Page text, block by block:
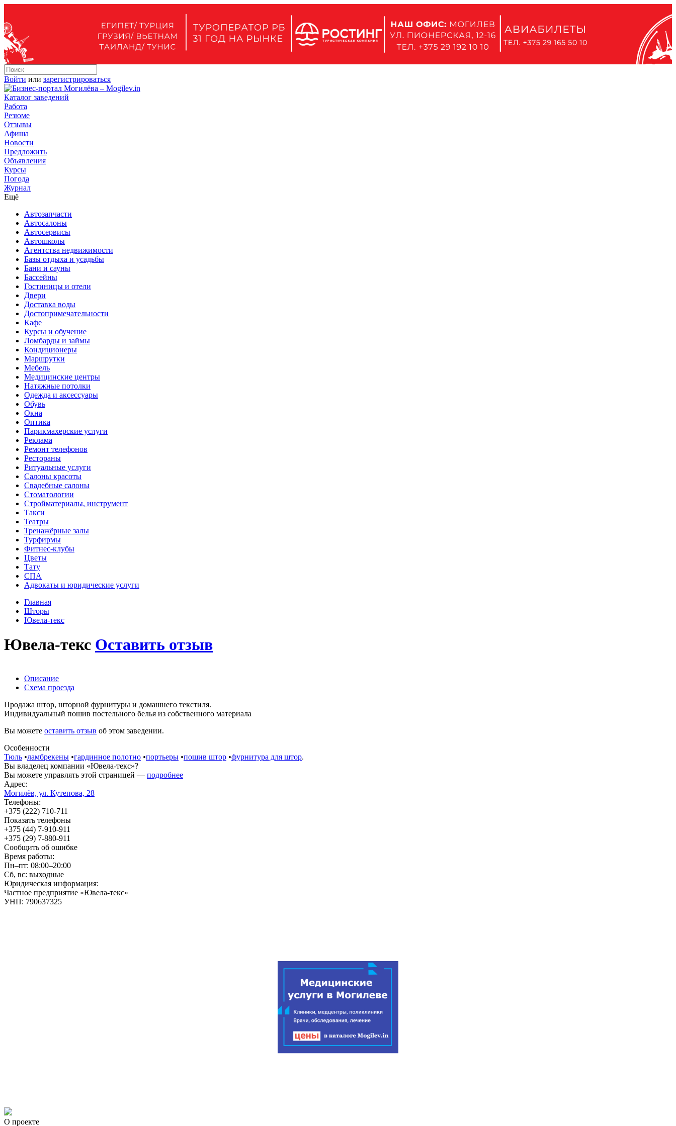
Войти или зарегистрироваться
Каталог заведений
Работа
Резюме
Отзывы
Афиша
Новости
Предложить
Объявления
Курсы
Погода
Журнал
Ещё
Автозапчасти
Автосалоны
Автосервисы
Автошколы
Агентства недвижимости
Базы отдыха и усадьбы
Бани и сауны
Бассейны
Гостиницы и отели
Двери
Доставка воды
Достопримечательности
Кафе
Курсы и обучение
Ломбарды и займы
Кондиционеры
Маршрутки
Мебель
Медицинские центры
Натяжные потолки
Одежда и аксессуары
Обувь
Окна
Оптика
Парикмахерские услуги
Реклама
Ремонт телефонов
Рестораны
Ритуальные услуги
Салоны красоты
Свадебные салоны
Стоматологии
Стройматериалы, инструмент
Такси
Театры
Тренажёрные залы
Турфирмы
Фитнес-клубы
Цветы
Тату
СПА
Адвокаты и юридические услуги
Главная
Шторы
Ювела-текс
Ювела-текс Оставить отзыв
Описание
Схема проезда
Продажа штор, шторной фурнитуры и домашнего текстиля.
Индивидуальный пошив постельного белья из собственного материала
Вы можете оставить отзыв об этом заведении.
Особенности
Тюль •ламбрекены •гардинное полотно •портьеры •пошив штор •фурнитура для штор.
Вы владелец компании «Ювела-текс»?
Вы можете управлять этой страницей — подробнее
Адрес:
Могилёв, ул. Кутепова, 28
Телефоны:
+375 (222) 710-711
Показать телефоны
+375 (44) 7-910-911
+375 (29) 7-880-911
Сообщить об ошибке
Время работы:
Пн–пт: 08:00–20:00
Сб, вс: выходные
Юридическая информация:
Частное предприятие «Ювела-текс»
УНП: 790637325
О проекте